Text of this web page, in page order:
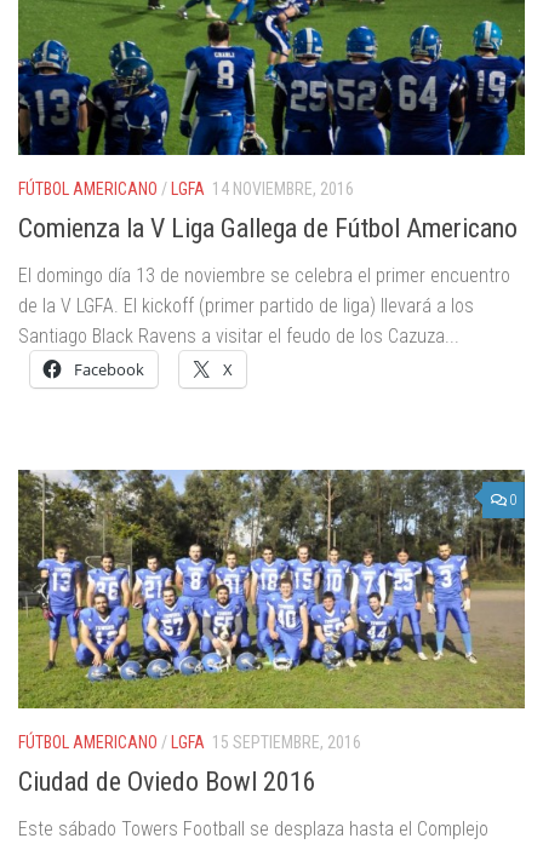
FÚTBOL AMERICANO / LGFA 14 NOVIEMBRE, 2016
Comienza la V Liga Gallega de Fútbol Americano
El domingo día 13 de noviembre se celebra el primer encuentro
de la V LGFA. El kickoff (primer partido de liga) llevará a los
Santiago Black Ravens a visitar el feudo de los Cazuza...
Facebook X
0
FÚTBOL AMERICANO / LGFA 15 SEPTIEMBRE, 2016
Ciudad de Oviedo Bowl 2016
Este sábado Towers Football se desplaza hasta el Complejo